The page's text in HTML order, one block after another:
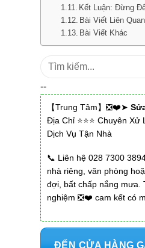
Kết Luận: Đừng
Bài Viết Liên Quan
Bài Viết Khác
Tìm
--
【Trung Tâm】❎❤️➤
Địa Chỉ ⭐⭐⭐ Chuyên
Dịch Vụ Tận Nhà
📞 Liên hệ 028 7300
nhà riêng, văn phòng
đợi, bất chấp nắng mưa.
nghiệm ❎❤️ cam kết có
ĐẾN CỬA HÀNG